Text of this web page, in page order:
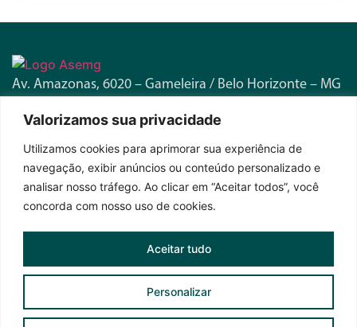
Valorizamos sua privacidade
Utilizamos cookies para aprimorar sua experiência de
navegação, exibir anúncios ou conteúdo personalizado e
analisar nosso tráfego. Ao clicar em “Aceitar todos”, você
concorda com nosso uso de cookies.
Personalizar
Aceitar tudo
Av. Amazonas, 6020 – Gameleira / Belo Horizonte – MG
Horário de Funcionamento:Seg. a Sex. – 8h às 17h
Fique por dentro das novidades